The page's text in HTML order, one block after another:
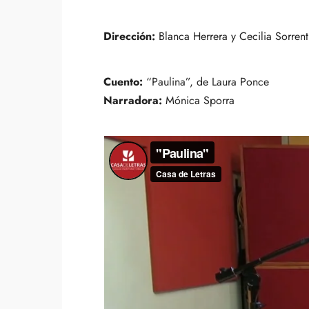
Dirección: Blanca Herrera y Cecilia
Cuento: “Paulina”, de Laura Ponce
Narradora: Mónica Sporra